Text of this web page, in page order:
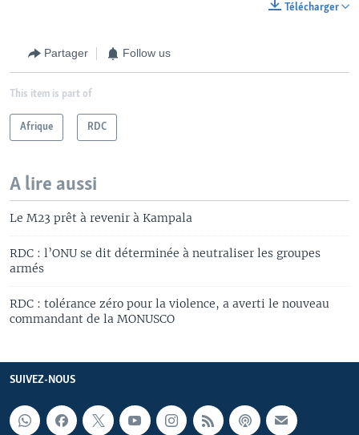
Télécharger
Partager Follow us
This item is part of
Afrique RDC
A lire aussi
Le M23 prêt à revenir à Kampala
RDC : l’ONU se dit déterminée à neutraliser les groupes
armés
RDC : tolérance zéro pour la violence, a averti le nouveau
commandant de la MONUSCO
SUIVEZ-NOUS